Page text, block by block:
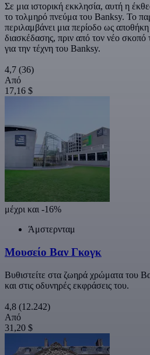
Σε μια ιστορική εκκλησία, αυτή η
το τολμηρό πνεύμα του Banksy. Το
περιλαμβάνει μια περίοδο ως αποθήκη
διασκέδασης, πριν από τον νέο
για την τέχνη του Banksy.
4,7 (36)
Από
17,16 $
μέχρι και -16%
Άμστερνταμ
Μουσείο Βαν Γκογκ
Βυθιστείτε στα ζωηρά χρώματα του
και στις οδυνηρές εκφράσεις του.
4,8 (12.242)
Από
31,20 $